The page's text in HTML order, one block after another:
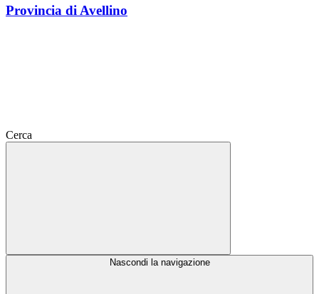
Provincia di Avellino
Cerca
Nascondi la navigazione